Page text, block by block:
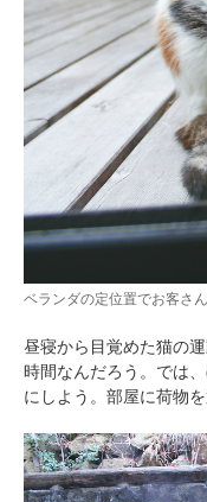
ベランダの定位置でお客さ
昼寝から目覚めた猫の
時間なんだろう。では
にしよう。部屋に荷物